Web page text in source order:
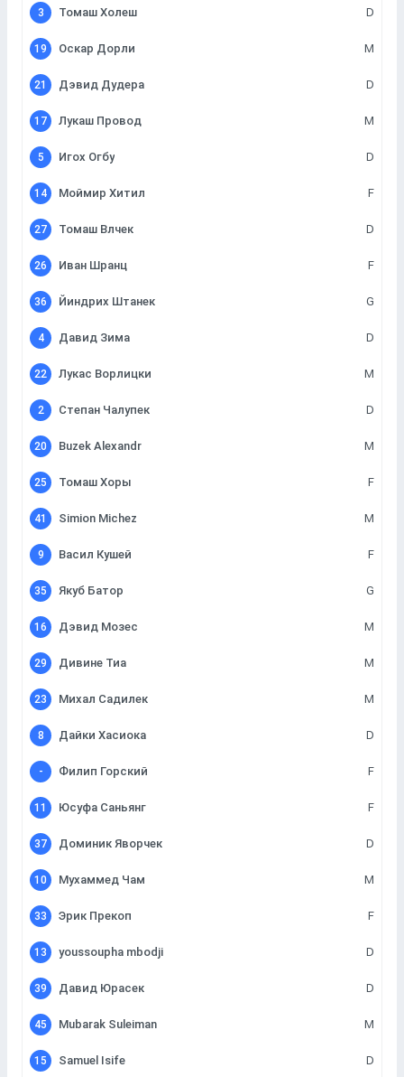
3 Томаш Холеш D
19 Оскар Дорли M
21 Дэвид Дудера D
17 Лукаш Провод M
5 Игох Огбу D
14 Моймир Хитил F
27 Томаш Влчек D
26 Иван Шранц F
36 Йиндрих Штанек G
4 Давид Зима D
22 Лукас Ворлицки M
2 Степан Чалупек D
20 Buzek Alexandr M
25 Томаш Хоры F
41 Simion Michez M
9 Васил Кушей F
35 Якуб Батор G
16 Дэвид Мозес M
29 Дивине Тиа M
23 Михал Садилек M
8 Дайки Хасиока D
- Филип Горский F
11 Юсуфа Саньянг F
37 Доминик Яворчек D
10 Мухаммед Чам M
33 Эрик Прекоп F
13 youssoupha mbodji D
39 Давид Юрасек D
45 Mubarak Suleiman M
15 Samuel Isife D